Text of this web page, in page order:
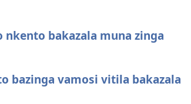
nkento bakazala muna zinga
bazinga vamosi vitila bakazala